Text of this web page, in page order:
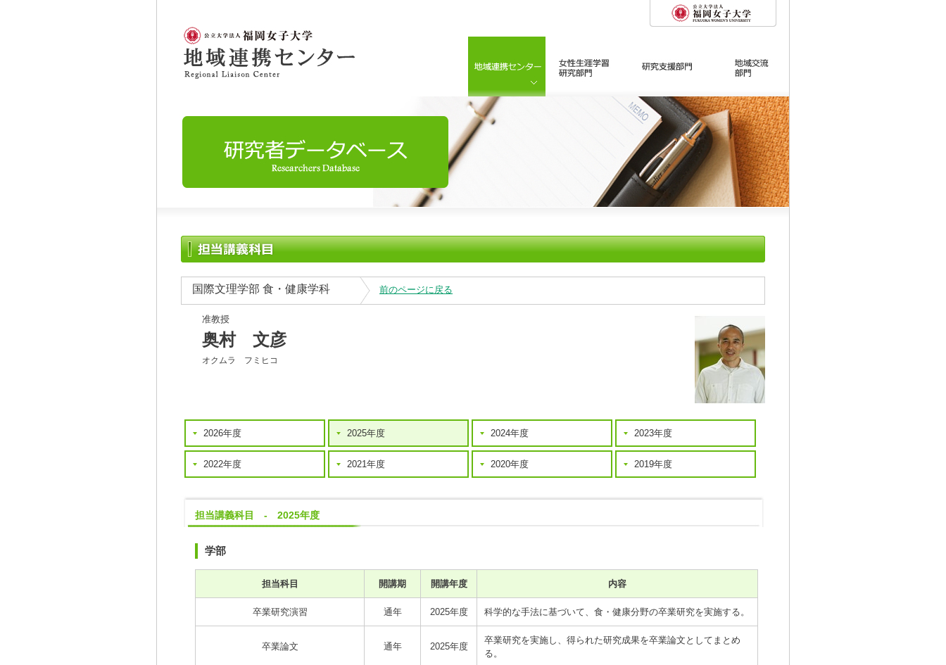
国際文理学部 食・健康学科 前のページに戻る
准教授
奥村 文彦
オクムラ フミヒコ
2026年度 2025年度 2024年度 2023年度
2022年度 2021年度 2020年度 2019年度
担当講義科目 - 2025年度
学部
担当科目 開講期 開講年度 内容
卒業研究演習 通年 2025年度 科学的な手法に基づいて、食・健康分野の卒業研究を実施する。
卒業論文 通年 2025年度
卒業研究を実施し、得られた研究成果を卒業論文としてまとめ
る。